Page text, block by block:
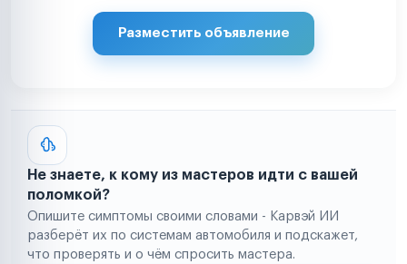
Разместить объявление
Не знаете, к кому из мастеров идти с вашей
поломкой?
Опишите симптомы своими словами - Карвэй ИИ
разберёт их по системам автомобиля и подскажет,
что проверять и о чём спросить мастера.